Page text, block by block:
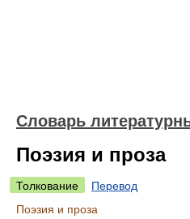
Словарь
Поэзия и проза
Толкование
Перевод
Поэзия и проза